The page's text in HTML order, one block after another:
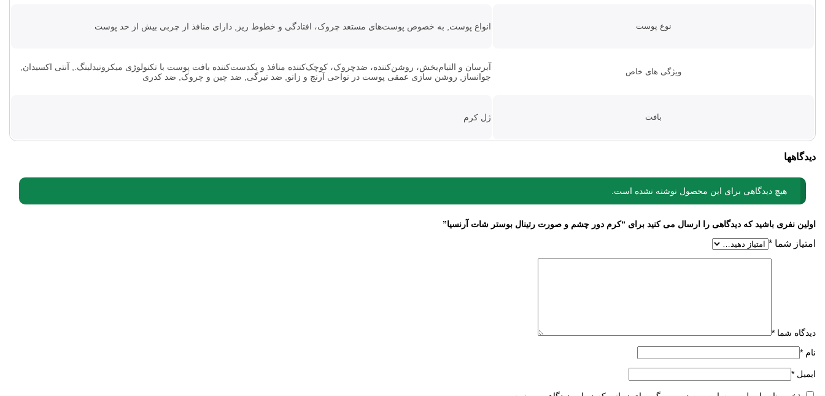
نوع پوست انواع پوست, به خصوص پوست‌های مستعد چروک، افتادگی و خطوط ریز, دارای منافذ از چربی بیش از حد پوست
ویژگی های خاص
آبرسان و التیام‌بخش، روشن‌کننده، ضدچروک، کوچک‌کننده منافذ و یکدست‌کننده بافت پوست با تکنولوژی میکرونیدلینگ., آنتی اکسیدان,
جوانساز, روشن سازی عمقی پوست در نواحی آرنج و زانو, ضد تیرگی, ضد چین و چروک, ضد کدری
بافت ژل کرم
دیدگاهها
هیچ دیدگاهی برای این محصول نوشته نشده است.
اولین نفری باشید که دیدگاهی را ارسال می کنید برای “کرم دور چشم و صورت رتینال بوستر شات آرنسیا”
امتیاز شما *
دیدگاه شما *
نام *
ایمیل *